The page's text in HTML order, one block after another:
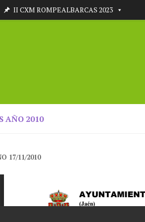
II CXM ROMPEALBARCAS 2023
AÑO 2010
17/11/2010